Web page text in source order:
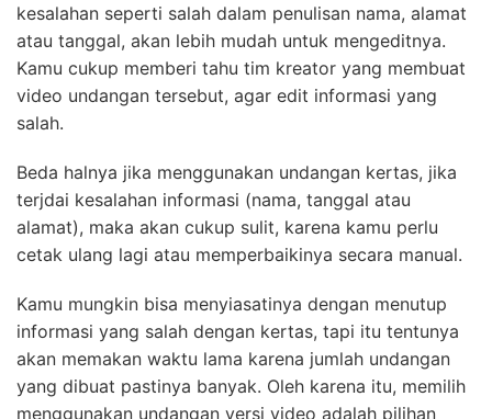
kesalahan seperti salah dalam penulisan nama, alamat
atau tanggal, akan lebih mudah untuk mengeditnya.
Kamu cukup memberi tahu tim kreator yang membuat
video undangan tersebut, agar edit informasi yang
salah.
Beda halnya jika menggunakan undangan kertas, jika
terjdai kesalahan informasi (nama, tanggal atau
alamat), maka akan cukup sulit, karena kamu perlu
cetak ulang lagi atau memperbaikinya secara manual.
Kamu mungkin bisa menyiasatinya dengan menutup
informasi yang salah dengan kertas, tapi itu tentunya
akan memakan waktu lama karena jumlah undangan
yang dibuat pastinya banyak. Oleh karena itu, memilih
menggunakan undangan versi video adalah pilihan